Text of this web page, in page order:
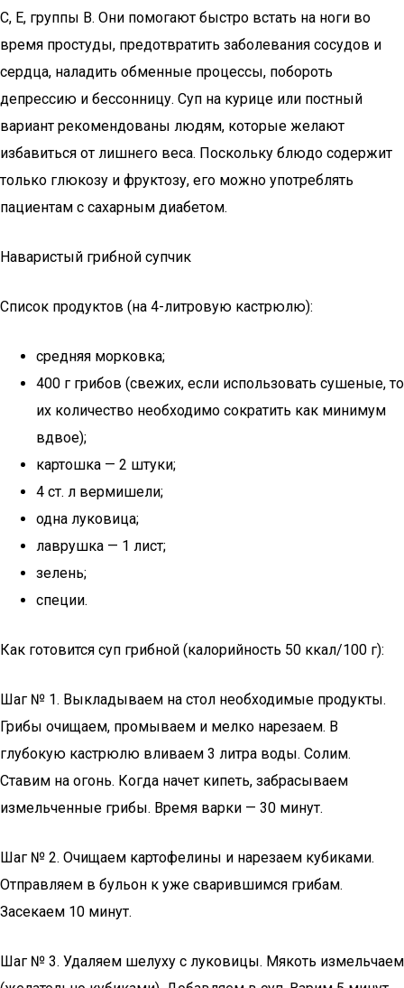
С, Е, группы В. Они помогают быстро встать на ноги во
время простуды, предотвратить заболевания сосудов и
сердца, наладить обменные процессы, побороть
депрессию и бессонницу. Суп на курице или постный
вариант рекомендованы людям, которые желают
избавиться от лишнего веса. Поскольку блюдо содержит
только глюкозу и фруктозу, его можно употреблять
пациентам с сахарным диабетом.
Наваристый грибной супчик
Список продуктов (на 4-литровую кастрюлю):
средняя морковка;
400 г грибов (свежих, если использовать сушеные, то
их количество необходимо сократить как минимум
вдвое);
картошка — 2 штуки;
4 ст. л вермишели;
одна луковица;
лаврушка — 1 лист;
зелень;
специи.
Как готовится суп грибной (калорийность 50 ккал/100 г):
Шаг № 1. Выкладываем на стол необходимые продукты.
Грибы очищаем, промываем и мелко нарезаем. В
глубокую кастрюлю вливаем 3 литра воды. Солим.
Ставим на огонь. Когда начет кипеть, забрасываем
измельченные грибы. Время варки — 30 минут.
Шаг № 2. Очищаем картофелины и нарезаем кубиками.
Отправляем в бульон к уже сварившимся грибам.
Засекаем 10 минут.
Шаг № 3. Удаляем шелуху с луковицы. Мякоть измельчаем